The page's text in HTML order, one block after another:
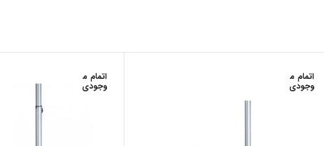
اتمام م
وجودی
اتمام م
وجودی